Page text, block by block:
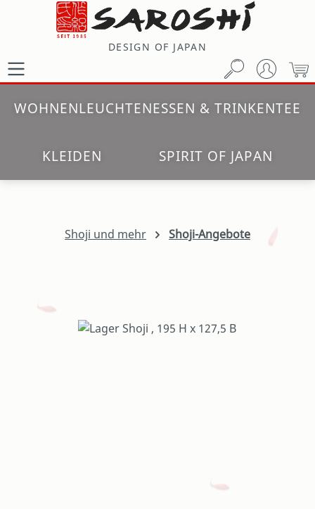
Zum Hauptinhalt springen
DESIGN OF JAPAN
WOHNENLEUCHTENESSEN & TRINKENTEE
KLEIDEN SPIRIT OF JAPAN
Shoji und mehr Shoji-Angebote
Bildergalerie überspringen